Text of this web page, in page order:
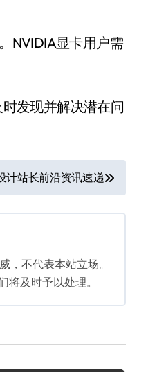
NVIDIA显卡用户需
发现并解决潜在问
计站长前沿资讯速递
，不代表本站立场。
及时予以处理。